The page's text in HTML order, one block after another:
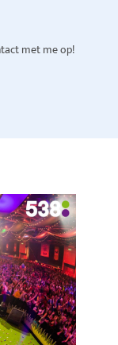
met me op!